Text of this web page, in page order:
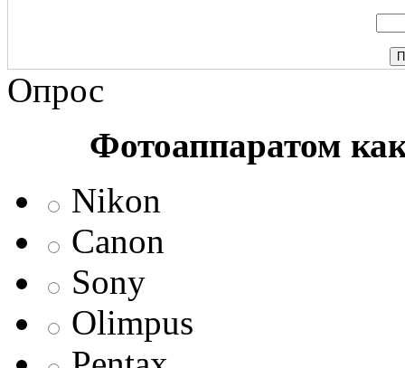
Опрос
Фотоаппаратом
Nikon
Canon
Sony
Olimpus